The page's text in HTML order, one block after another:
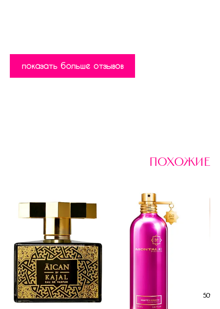
показать больше отзывов
похожие
509